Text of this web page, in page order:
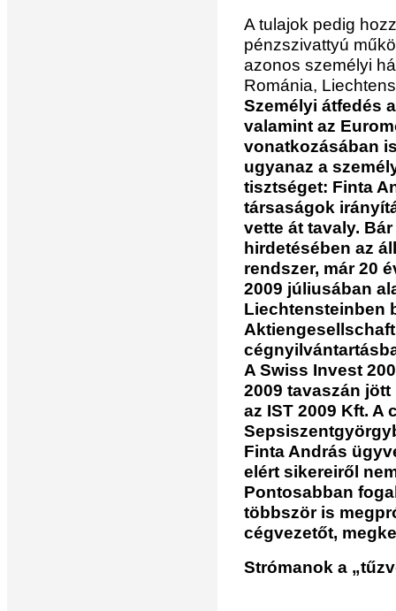
A tulajok pedig
pénzszivattyú
azonos személyi
Románia,
Személyi átfedés
valamint az
vonatkozásában
ugyanaz a
tisztséget: Finta
társaságok
vette át tavaly.
hirdetésében az
rendszer, már 20
2009 júliusában
Liechtensteinben
A Swiss Invest
2009 tavaszán
az IST 2009 Kft.
Finta András
elért sikereiről
Pontosabban
többször is
cégvezetőt,
Strómanok a